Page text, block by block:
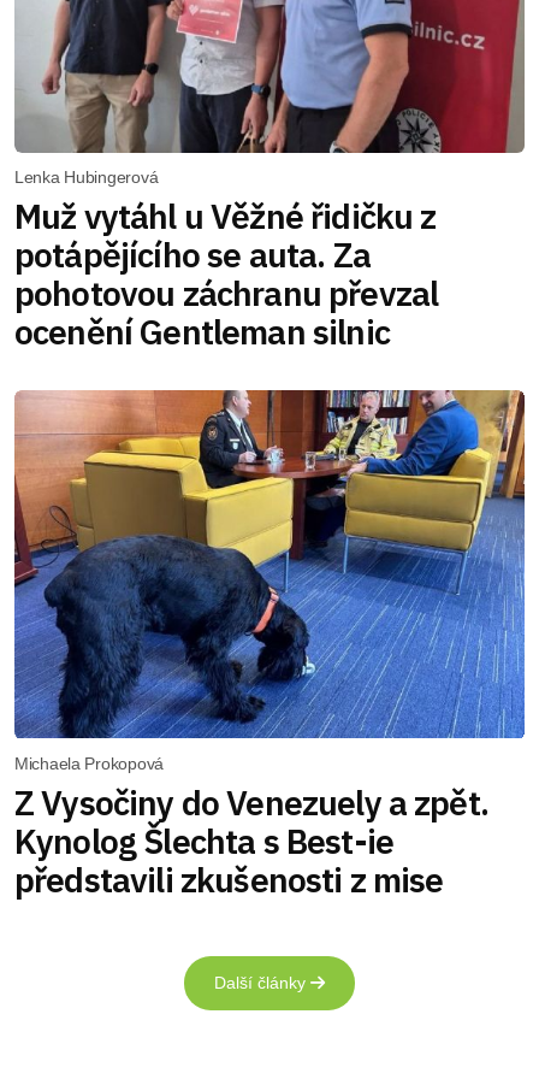
Lenka Hubingerová
Muž vytáhl u Věžné řidičku z
potápějícího se auta. Za
pohotovou záchranu převzal
ocenění Gentleman silnic
Michaela Prokopová
Z Vysočiny do Venezuely a zpět.
Kynolog Šlechta s Best-ie
představili zkušenosti z mise
Další články